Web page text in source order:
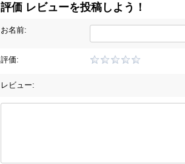
評価 レビューを投稿しよう！
お名前:
評価:
レビュー: